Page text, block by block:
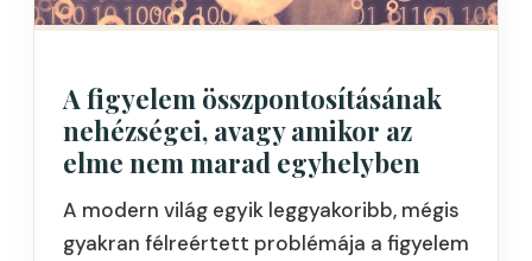
A figyelem összpontosításának
nehézségei, avagy amikor az
elme nem marad egyhelyben
A modern világ egyik leggyakoribb, mégis
gyakran félreértett problémája a figyelem